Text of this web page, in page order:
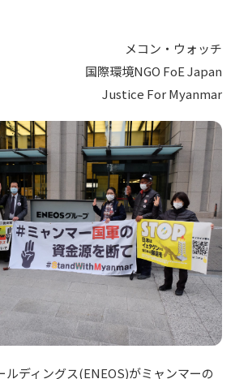
メコン・ウォッチ
国際環境NGO FoE Japan
Justice For Myanmar
ルディングス(ENEOS)がミャンマーの